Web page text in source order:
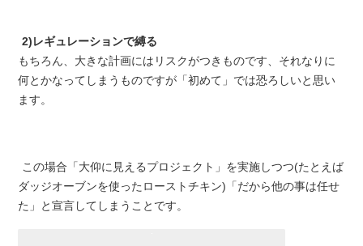
2)レギュレーションで縛る
もちろん、大きな計画にはリスクがつきものです、それなりに
何とかなってしまうものですが「初めて」では恐ろしいと思い
ます。
この場合「大仰に見えるプロジェクト」を実施しつつ(たとえば
ダッジオーブンを使ったローストチキン)「だから他の事は任せ
た」と宣言してしまうことです。